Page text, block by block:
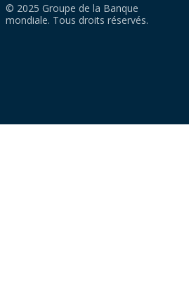
© 2025 Groupe de la Banque
mondiale. Tous droits réservés.